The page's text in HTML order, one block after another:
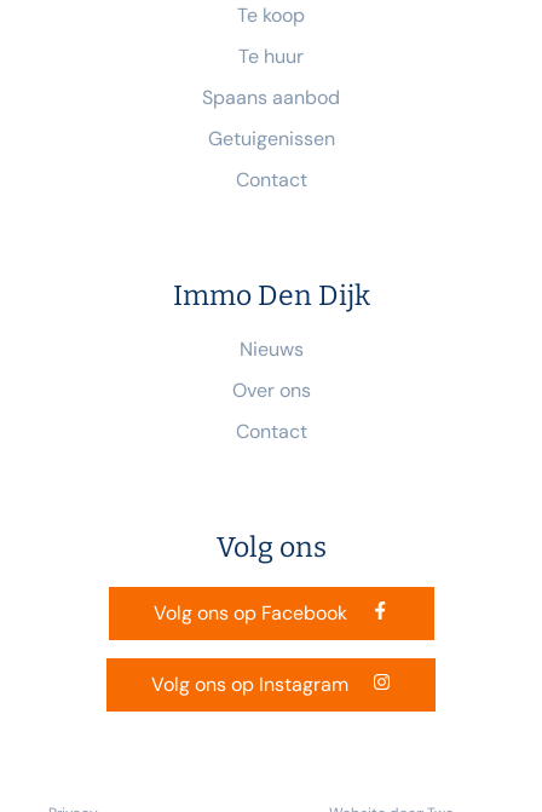
Immo Den Dijk
Nieuws
Over ons
Contact
Volg ons
Volg ons op Facebook
Volg ons op Instagram
Te koop
Te huur
Spaans aanbod
Getuigenissen
Contact